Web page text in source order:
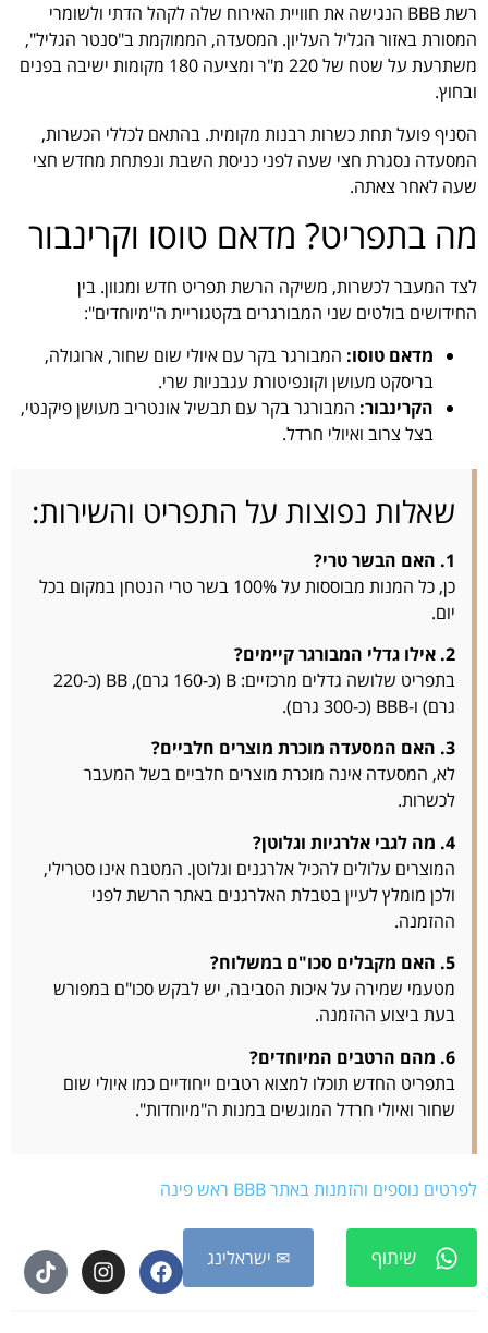
רשת BBB הנגישה את חוויית האירוח שלה לקהל הדתי ולשומרי
המסורת באזור הגליל העליון. המסעדה, הממוקמת ב"סנטר הגליל",
משתרעת על שטח של 220 מ"ר ומציעה 180 מקומות ישיבה בפנים
ובחוץ.
הסניף פועל תחת כשרות רבנות מקומית. בהתאם לכללי הכשרות,
המסעדה נסגרת חצי שעה לפני כניסת השבת ונפתחת מחדש חצי
שעה לאחר צאתה.
מה בתפריט? מדאם טוסו וקרינבור
לצד המעבר לכשרות, משיקה הרשת תפריט חדש ומגוון. בין
החידושים בולטים שני המבורגרים בקטגוריית ה"מיוחדים":
מדאם טוסו: המבורגר בקר עם איולי שום שחור, ארוגולה,
בריסקט מעושן וקונפיטורת עגבניות שרי.
הקרינבור: המבורגר בקר עם תבשיל אונטריב מעושן פיקנטי,
בצל צרוב ואיולי חרדל.
שאלות נפוצות על התפריט והשירות:
1. האם הבשר טרי?
כן, כל המנות מבוססות על 100% בשר טרי הנטחן במקום בכל
יום.
2. אילו גדלי המבורגר קיימים?
בתפריט שלושה גדלים מרכזיים: B (כ-160 גרם), BB (כ-220
גרם) ו-BBB (כ-300 גרם).
3. האם המסעדה מוכרת מוצרים חלביים?
לא, המסעדה אינה מוכרת מוצרים חלביים בשל המעבר
לכשרות.
4. מה לגבי אלרגיות וגלוטן?
המוצרים עלולים להכיל אלרגנים וגלוטן. המטבח אינו סטרילי,
ולכן מומלץ לעיין בטבלת האלרגנים באתר הרשת לפני
ההזמנה.
5. האם מקבלים סכו"ם במשלוח?
מטעמי שמירה על איכות הסביבה, יש לבקש סכו"ם במפורש
בעת ביצוע ההזמנה.
6. מהם הרטבים המיוחדים?
בתפריט החדש תוכלו למצוא רטבים ייחודיים כמו איולי שום
שחור ואיולי חרדל המוגשים במנות ה"מיוחדות".
לפרטים נוספים והזמנות באתר BBB ראש פינה
שיתוף ✉ ישראלינג